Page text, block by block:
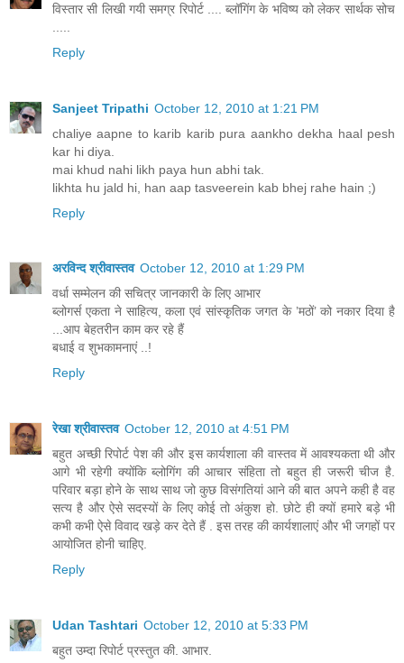
विस्तार सी लिखी गयी समग्र रिपोर्ट .... ब्लॉगिंग के भविष्य को लेकर सार्थक सोच
Reply
Sanjeet Tripathi October 12, 2010 at 1:21 PM
chaliye aapne to karib karib pura aankho dekha haal pesh
kar hi diya.
mai khud nahi likh paya hun abhi tak.
likhta hu jald hi, han aap tasveerein kab bhej rahe hain ;)
Reply
अरविन्द श्रीवास्तव October 12, 2010 at 1:29 PM
वर्धा सम्मेलन की सचित्र जानकारी के लिए आभार
ब्लोगर्स एकता ने साहित्य, कला एवं सांस्कृतिक जगत के ’मठों’ को नकार दिया है
...आप बेहतरीन काम कर रहे हैं
बधाई व शुभकामनाएं ..!
Reply
रेखा श्रीवास्तव October 12, 2010 at 4:51 PM
बहुत अच्छी रिपोर्ट पेश की और इस कार्यशाला की वास्तव में आवश्यकता थी और
आगे भी रहेगी क्योंकि ब्लोगिंग की आचार संहिता तो बहुत ही जरूरी चीज है.
परिवार बड़ा होने के साथ साथ जो कुछ विसंगतियां आने की बात अपने कही है वह
सत्य है और ऐसे सदस्यों के लिए कोई तो अंकुश हो. छोटे ही क्यों हमारे बड़े भी
कभी कभी ऐसे विवाद खड़े कर देते हैं . इस तरह की कार्यशालाएं और भी जगहों पर
आयोजित होनी चाहिए.
Reply
Udan Tashtari October 12, 2010 at 5:33 PM
बहुत उम्दा रिपोर्ट प्रस्तुत की. आभार.